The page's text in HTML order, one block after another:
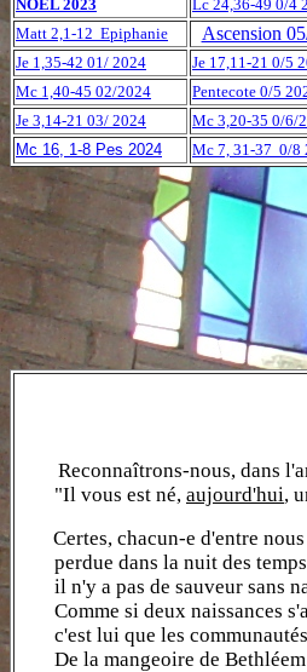
NOEL 2023 Lc 24,36-49 0/4
Matt 2,1-12 Epiphanie
Ascension
Je 1,35-42 01/ 2024
Je 17,11-21 0/5
Mc 1,40-45 02/2024
Pentecote 0/5
Je 3,14-21 03/ 2024
Mc 3,20-35 0/6/
Mc 16, 1-8 P￵es 2024
Mc 7, 31-37 0/8
Reconnaîtrons-nous, dans
"Il vous est né, aujourd'hui,
Certes, chacun-e d'entre
perdue dans la nuit des temps
il n'y a pas de sauveur sans
Comme si deux naissances
c'est lui que les communautés
De la mangeoire de Bethléem